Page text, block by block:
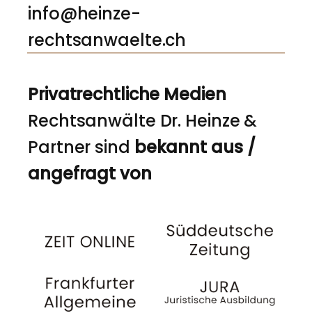
info@heinze-
rechtsanwaelte.ch
Privatrechtliche Medien
Rechtsanwälte Dr. Heinze &
Partner sind bekannt aus /
angefragt von